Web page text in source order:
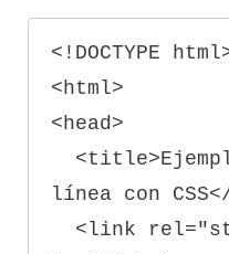
<!DOCTYPE
<html>
<head>
línea con